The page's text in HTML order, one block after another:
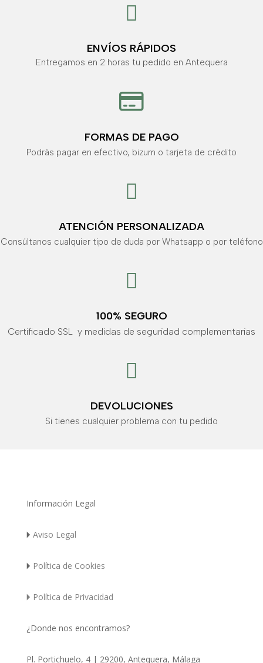

ENVÍOS RÁPIDOS
Entregamos en 2 horas tu pedido en Antequera

FORMAS DE PAGO
Podrás pagar en efectivo, bizum o tarjeta de crédito

ATENCIÓN PERSONALIZADA
Consúltanos cualquier tipo de duda por Whatsapp o por teléfono

100% SEGURO
Certificado SSL y medidas de seguridad complementarias

DEVOLUCIONES
Si tienes cualquier problema con tu pedido
Información Legal
🞂 Aviso Legal
🞂 Política de Cookies
🞂 Política de Privacidad
¿Donde nos encontramos?
Pl. Portichuelo, 4 | 29200, Antequera, Málaga